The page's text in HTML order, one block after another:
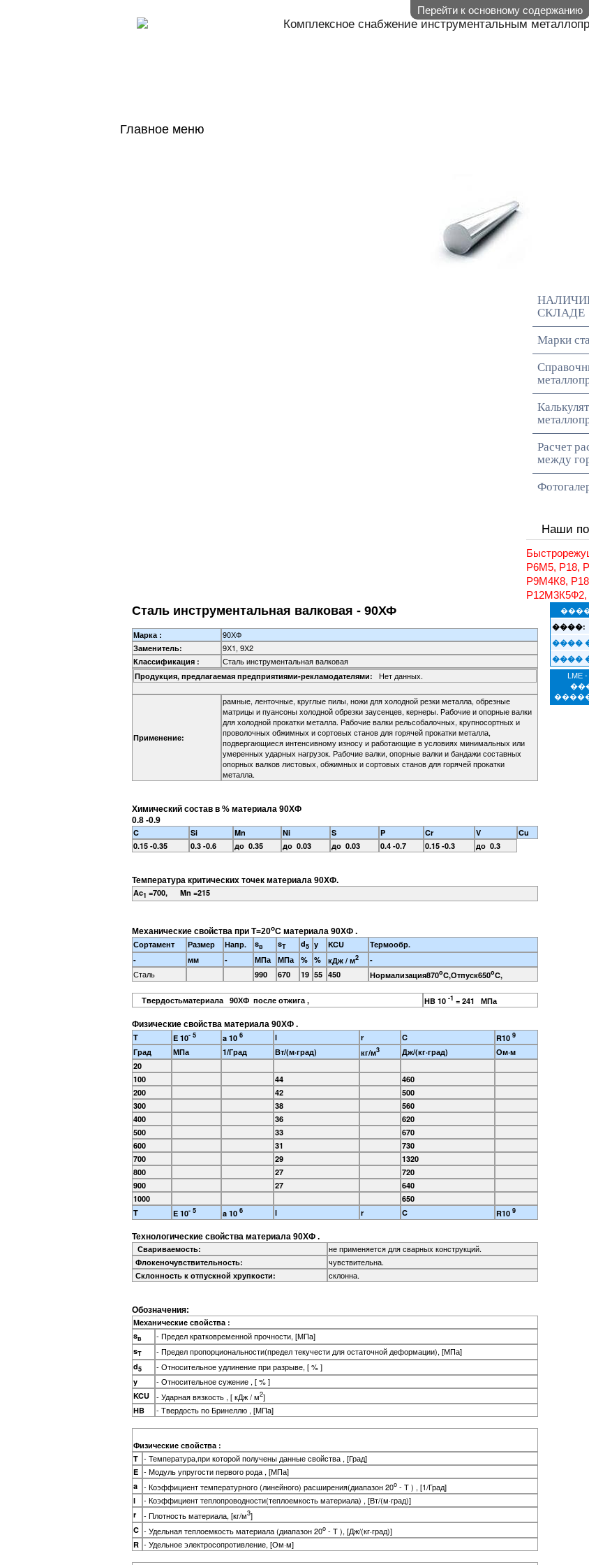
Перейти к основному содержанию
Комплексное снабжение инструментальным
Главное меню
СКЛАДЕ
Марки
Расчет
между
Наши
Р6М5, Р18,
Р9М4К8,
Сталь инструментальная валковая - 90ХФ
Марка : 90ХФ
Заменитель: 9Х1, 9Х2
Классификация : Сталь инструментальная валковая
Продукция, предлагаемая предприятиями-рекламодателями: Нет данных.
Применение:
рамные, ленточные, круглые пилы, ножи для холодной резки металла, обрезные
матрицы и пуансоны холодной обрезки заусенцев, кернеры. Рабочие и опорные валки
для холодной прокатки металла. Рабочие валки рельсобалочных, крупносортных и
проволочных обжимных и сортовых станов для горячей прокатки металла,
подвергающиеся интенсивному износу и работающие в условиях минимальных или
умеренных ударных нагрузок. Рабочие валки, опорные валки и бандажи составных
опорных валков листовых, обжимных и сортовых станов для горячей прокатки
металла.
Химический состав в % материала 90ХФ
0.8 -0.9
C Si Mn Ni S P Cr V
Cu
0.15 -0.35
0.3 -0.6 до 0.35 до 0.03 до 0.03 0.4 -0.7 0.15 -0.3 до 0.3
Температура критических точек материала 90ХФ.
Ac1 =700, Mn =215
Механические свойства при Т=20oС материала 90ХФ .
Сортамент Размер Напр. sв sT d5 y KCU
Термообр.
-
мм - МПа МПа % % кДж / м2 -
Сталь 990 670 19 55 450 Нормализация870oC,Отпуск650oC,
Твердостьматериала 90ХФ после отжига , HB 10 -1 = 241 МПа
Физические свойства материала 90ХФ .
T E 10- 5 a 10 6 l r C R10 9
Град МПа 1/Град Вт/(м·град) кг/м3 Дж/(кг·град)
Ом·м
20
100
44
460
200
42
500
300
38
560
400
36
620
500
33
670
600
31
730
700
29
1320
800
27
720
900
27
640
1000
650
T
E 10- 5 a 10 6 l r C R10 9
Технологические свойства материала 90ХФ .
Свариваемость: не применяется для сварных конструкций.
Флокеночувствительность: чувствительна.
Склонность к отпускной хрупкости: склонна.
Обозначения:
Механические свойства :
sв - Предел кратковременной прочности, [МПа]
sT - Предел пропорциональности(предел текучести для остаточной деформации), [МПа]
d5 - Относительное удлинение при разрыве, [ % ]
y - Относительное сужение , [ % ]
KCU - Ударная вязкость , [ кДж / м2]
HB - Твердость по Бринеллю , [МПа]
Физические свойства :
T - Температура,при которой получены данные свойства , [Град]
E - Модуль упругости первого рода , [МПа]
a - Коэффициент температурного (линейного) расширения(диапазон 20o - T ) , [1/Град]
l - Коэффициент теплопроводности(теплоемкость материала) , [Вт/(м·град)]
r - Плотность материала, [кг/м3]
C - Удельная теплоемкость материала (диапазон 20o - T ), [Дж/(кг·град)]
R - Удельное электросопротивление, [Ом·м]
����:
����
����